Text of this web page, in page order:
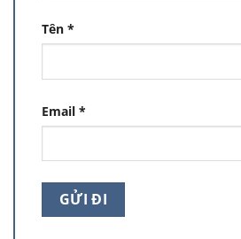
Tên *
Email *